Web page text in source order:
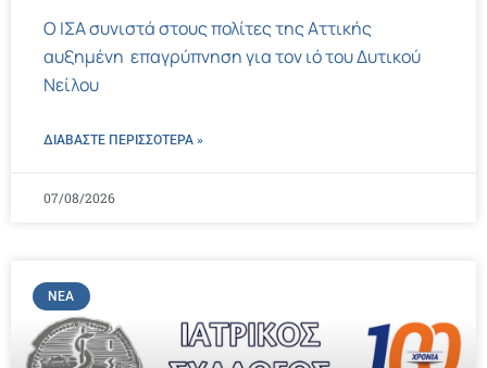
Ο ΙΣΑ συνιστά στους πολίτες της Αττικής
αυξημένη επαγρύπνηση για τον ιό του Δυτικού
Νείλου
ΔΙΑΒΑΣΤΕ ΠΕΡΙΣΣΌΤΕΡΑ »
07/08/2026
ΝΈΑ